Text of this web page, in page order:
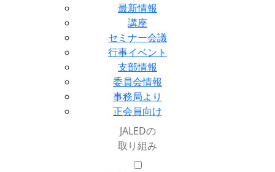
最新情報
講座
セミナー会議
行事イベント
支部情報
委員会情報
事務局より
正会員向け
JALEDの
取り組み